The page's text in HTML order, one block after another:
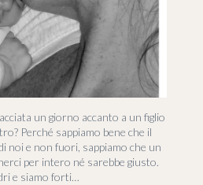
un giorno accanto a un figlio
Perché sappiamo bene che il
noi e non fuori, sappiamo che un
per intero né sarebbe giusto.
e siamo forti…